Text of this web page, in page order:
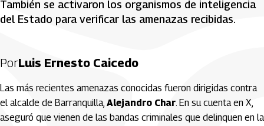
También se activaron los organismos de inteligencia
del Estado para verificar las amenazas recibidas.
PorLuis Ernesto Caicedo
Las más recientes amenazas conocidas fueron dirigidas contra
el alcalde de Barranquilla, Alejandro Char. En su cuenta en X,
aseguró que vienen de las bandas criminales que delinquen en la